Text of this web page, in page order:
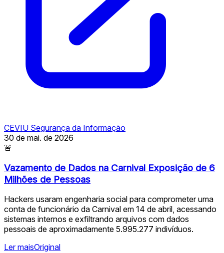
CEVIU Segurança da Informação
30 de mai. de 2026
🚨
Vazamento de Dados na Carnival Exposição de 6
Milhões de Pessoas
Hackers usaram engenharia social para comprometer uma
conta de funcionário da Carnival em 14 de abril, acessando
sistemas internos e exfiltrando arquivos com dados
pessoais de aproximadamente 5.995.277 indivíduos.
Ler maisOriginal